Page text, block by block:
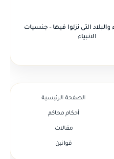
والبلاد التى نزلوا فيها - جنسيات
الانبياء
الصفحة الرئيسية
أحكام محاكم
مقالات
قوانين